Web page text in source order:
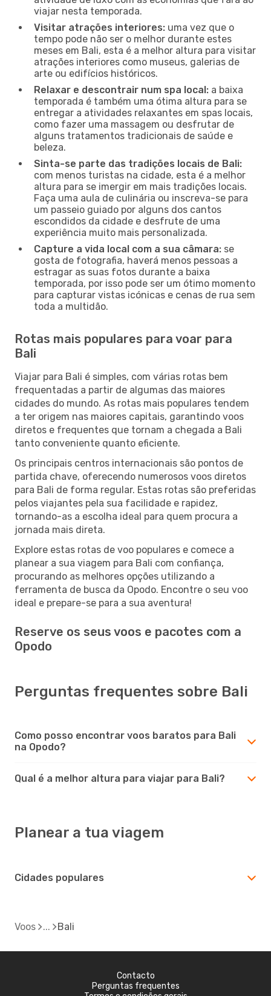
viajar nesta temporada.
Visitar atrações interiores: uma vez que o
tempo pode não ser o melhor durante estes
meses em Bali, esta é a melhor altura para visitar
atrações interiores como museus, galerias de
arte ou edifícios históricos.
Relaxar e descontrair num spa local: a baixa
temporada é também uma ótima altura para se
entregar a atividades relaxantes em spas locais,
como fazer uma massagem ou desfrutar de
alguns tratamentos tradicionais de saúde e
beleza.
Sinta-se parte das tradições locais de Bali:
com menos turistas na cidade, esta é a melhor
altura para se imergir em mais tradições locais.
Faça uma aula de culinária ou inscreva-se para
um passeio guiado por alguns dos cantos
escondidos da cidade e desfrute de uma
experiência muito mais personalizada.
Capture a vida local com a sua câmara: se
gosta de fotografia, haverá menos pessoas a
estragar as suas fotos durante a baixa
temporada, por isso pode ser um ótimo momento
para capturar vistas icónicas e cenas de rua sem
toda a multidão.
Rotas mais populares para voar para
Bali
Viajar para Bali é simples, com várias rotas bem
frequentadas a partir de algumas das maiores
cidades do mundo. As rotas mais populares tendem
a ter origem nas maiores capitais, garantindo voos
diretos e frequentes que tornam a chegada a Bali
tanto conveniente quanto eficiente.
Os principais centros internacionais são pontos de
partida chave, oferecendo numerosos voos diretos
para Bali de forma regular. Estas rotas são preferidas
pelos viajantes pela sua facilidade e rapidez,
tornando-as a escolha ideal para quem procura a
jornada mais direta.
Explore estas rotas de voo populares e comece a
planear a sua viagem para Bali com confiança,
procurando as melhores opções utilizando a
ferramenta de busca da Opodo. Encontre o seu voo
ideal e prepare-se para a sua aventura!
Reserve os seus voos e pacotes com a
Opodo
Perguntas frequentes sobre Bali
Como posso encontrar voos baratos para Bali
na Opodo?
Qual é a melhor altura para viajar para Bali?
Planear a tua viagem
Cidades populares
Voos Bali
Contacto
Perguntas frequentes